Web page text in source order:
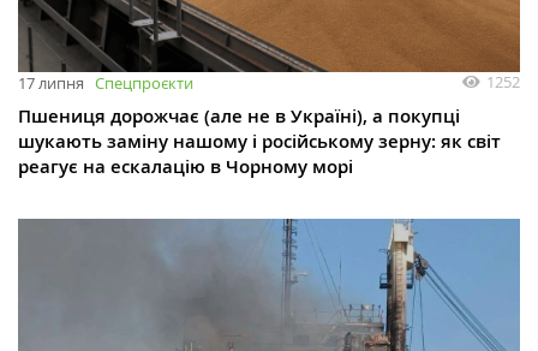
17 липня Спецпроєкти 1252
Пшениця дорожчає (але не в Україні), а покупці
шукають заміну нашому і російському зерну: як світ
реагує на ескалацію в Чорному морі